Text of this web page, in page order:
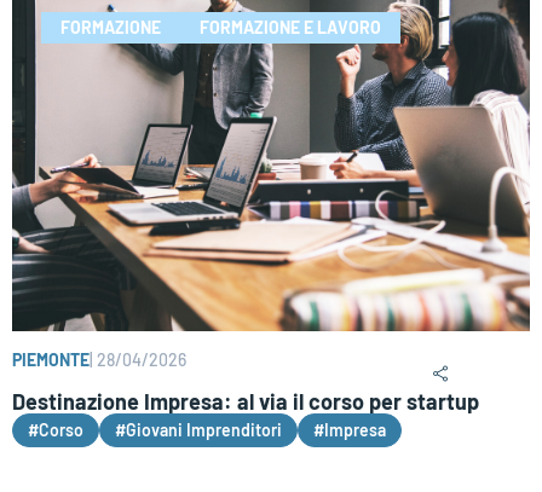
FORMAZIONE FORMAZIONE E LAVORO
PIEMONTE 28/04/2026
Destinazione Impresa: al via il corso per startup
#Corso #Giovani Imprenditori #Impresa